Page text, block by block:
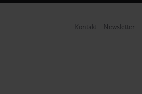
Kontakt Newsletter